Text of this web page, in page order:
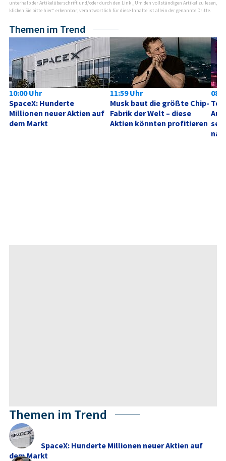
unterhalb der Artikelüberschrift und/oder durch den Link „Um den vollständigen Artikel zu lesen,
klicken Sie bitte hier.“ erkennbar; verantwortlich für diese Inhalte ist allein der genannte Dritte.
Themen im Trend
10:00 Uhr
SpaceX: Hunderte
Millionen neuer Aktien auf
dem Markt
11:59 Uhr
Musk baut die größte Chip-
Fabrik der Welt – diese
Aktien könnten profitieren
Themen im Trend
SpaceX: Hunderte Millionen neuer Aktien auf
dem Markt